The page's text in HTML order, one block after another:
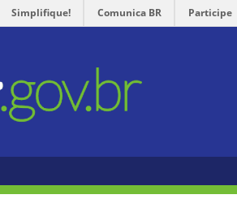
Simplifique! Comunica BR Participe